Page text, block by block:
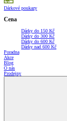
Dárkové poukazy
Cena
Dárky do 150 Kč
Dárky do 300 Kč
Dárky do 600 Kč
Dárky nad 600 Kč
Poradna
Akce
Blog
O nás
Prodejny